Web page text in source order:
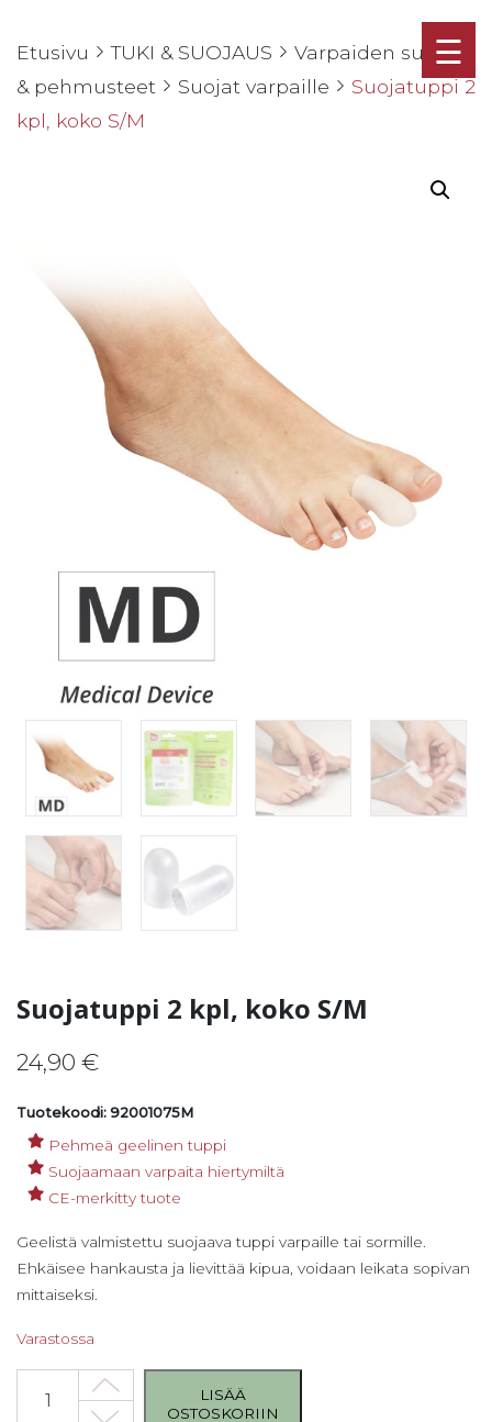
☰
Etusivu TUKI & SUOJAUS
Varpaiden suojat
& pehmusteet
Suojat varpaille
Suojatuppi 2
kpl, koko S/M
Suojatuppi 2 kpl, koko S/M
24,90 €
Tuotekoodi: 92001075M
Pehmeä geelinen tuppi
Suojaamaan varpaita hiertymiltä
CE-merkitty tuote
Geelistä valmistettu suojaava tuppi varpaille tai sormille.
Ehkäisee hankausta ja lievittää kipua, voidaan leikata sopivan
mittaiseksi.
Varastossa
Suojatuppi 2 kpl, koko S/M määrä
LISÄÄ
OSTOSKORIIN